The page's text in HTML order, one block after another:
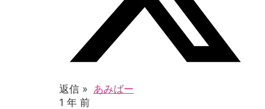
返信 » あみばー
1 年 前